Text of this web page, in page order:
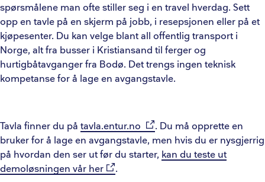
spørsmålene man ofte stiller seg i en travel hverdag. Sett
opp en tavle på en skjerm på jobb, i resepsjonen eller på et
kjøpesenter. Du kan velge blant all offentlig transport i
Norge, alt fra busser i Kristiansand til ferger og
hurtigbåtavganger fra Bodø. Det trengs ingen teknisk
kompetanse for å lage en avgangstavle.
Tavla finner du på tavla.entur.no
. Du må opprette en
bruker for å lage en avgangstavle, men hvis du er nysgjerrig
på hvordan den ser ut før du starter, kan du teste ut
demoløsningen vår her
.